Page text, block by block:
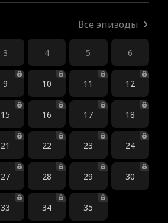
Все эпизоды
3 4 5 6
9 10 11 12
15 16 17 18
21 22 23 24
27 28 29 30
33 34 35